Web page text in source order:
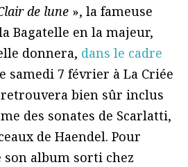
de lune », la fameuse
Bagatelle en la majeur,
donnera, dans le cadre
samedi 7 février à La Criée
bien sûr inclus
des sonates de Scarlatti,
de Haendel. Pour
son album sorti chez